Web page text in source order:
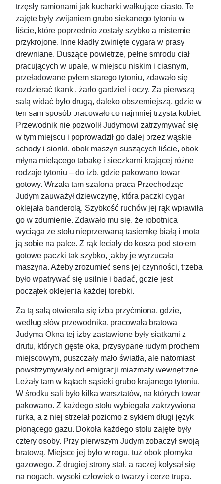
trzęsły ramionami jak kucharki wałkujące ciasto. Te
zajęte były zwijaniem grubo siekanego tytoniu w
liście, które poprzednio zostały szybko a misternie
przykrojone. Inne kładły zwinięte cygara w prasy
drewniane. Duszące powietrze, pełne smrodu ciał
pracujących w upale, w miejscu niskim i ciasnym,
przeładowane pyłem starego tytoniu, zdawało się
rozdzierać tkanki, żarło gardziel i oczy. Za pierwszą
salą widać było drugą, daleko obszerniejszą, gdzie w
ten sam sposób pracowało co najmniej trzysta kobiet.
Przewodnik nie pozwolił Judymowi zatrzymywać się
w tym miejscu i poprowadził go dalej przez wąskie
schody i sionki, obok maszyn suszących liście, obok
młyna mielącego tabakę i sieczkarni krającej różne
rodzaje tytoniu – do izb, gdzie pakowano towar
gotowy. Wrzała tam szalona praca Przechodząc
Judym zauważył dziewczynę, która paczki cygar
oklejała banderolą. Szybkość ruchów jej rąk wprawiła
go w zdumienie. Zdawało mu się, że robotnica
wyciąga ze stołu nieprzerwaną tasiemkę białą i mota
ją sobie na palce. Z rąk leciały do kosza pod stołem
gotowe paczki tak szybko, jakby je wyrzucała
maszyna. Ażeby zrozumieć sens jej czynności, trzeba
było wpatrywać się usilnie i badać, gdzie jest
początek oklejenia każdej torebki.
Za tą salą otwierała się izba przyćmiona, gdzie,
według słów przewodnika, pracowała bratowa
Judyma Okna tej izby zastawione były siatkami z
drutu, których gęste oka, przysypane rudym prochem
miejscowym, puszczały mało światła, ale natomiast
powstrzymywały od emigracji miazmaty wewnętrzne.
Leżały tam w kątach sąsieki grubo krajanego tytoniu.
W środku sali było kilka warsztatów, na których towar
pakowano. Z każdego stołu wybiegała zakrzywiona
rurka, a z niej strzelał poziomo z sykiem długi język
płonącego gazu. Dokoła każdego stołu zajęte były
cztery osoby. Przy pierwszym Judym zobaczył swoją
bratową. Miejsce jej było w rogu, tuż obok płomyka
gazowego. Z drugiej strony stał, a raczej kołysał się
na nogach, wysoki człowiek o twarzy i cerze trupa.